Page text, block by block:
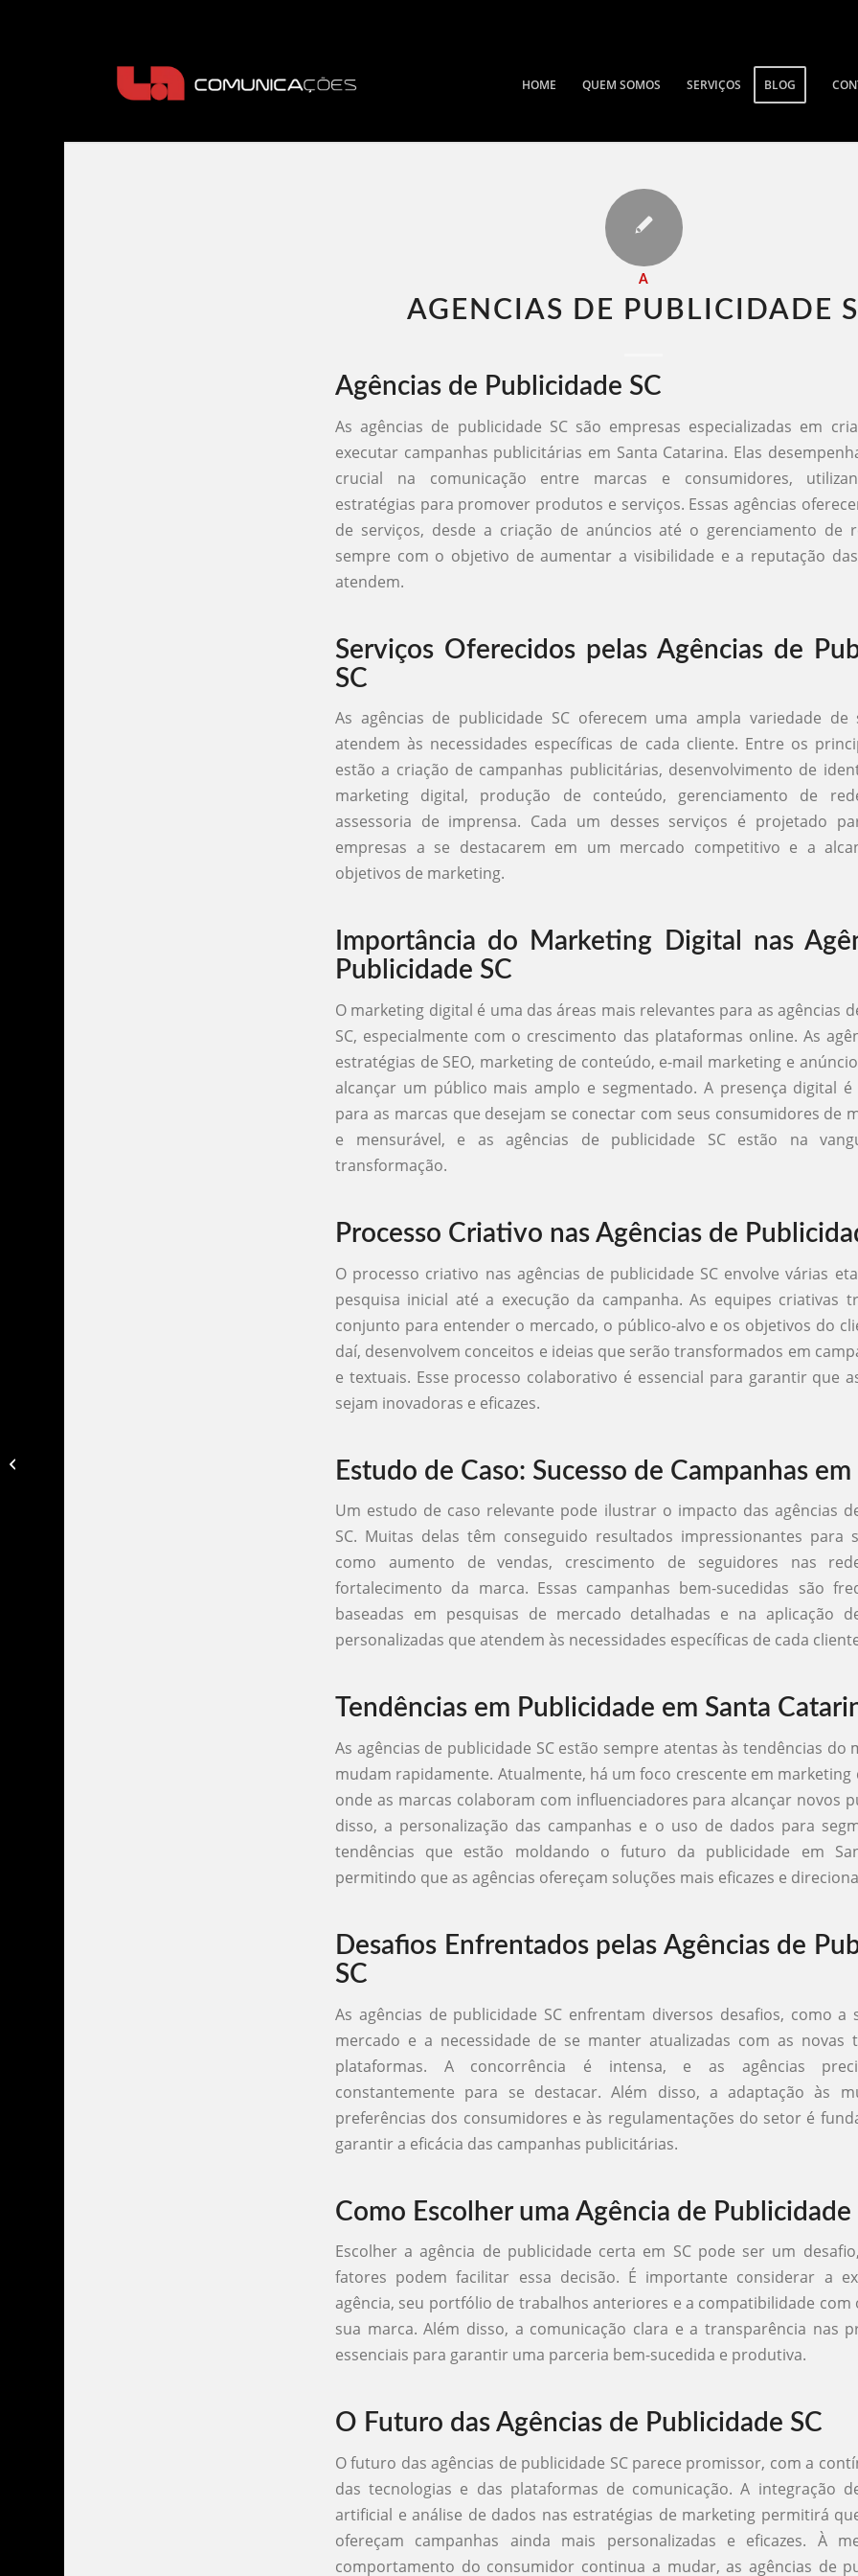
HOME QUEM SOMOS SERVIÇOS BLOG
A
AGENCIAS DE PUBLICIDADE
Agências de Publicidade SC
As agências de publicidade SC são empresas especializadas em
executar campanhas publicitárias em Santa Catarina. Elas
crucial na comunicação entre marcas e consumidores,
estratégias para promover produtos e serviços. Essas agências
de serviços, desde a criação de anúncios até o gerenciamento de
sempre com o objetivo de aumentar a visibilidade e a reputação
atendem.
Serviços Oferecidos pelas Agências de
SC
As agências de publicidade SC oferecem uma ampla variedade de
atendem às necessidades específicas de cada cliente. Entre os
estão a criação de campanhas publicitárias, desenvolvimento de
marketing digital, produção de conteúdo, gerenciamento de
assessoria de imprensa. Cada um desses serviços é projetado
empresas a se destacarem em um mercado competitivo e a
objetivos de marketing.
Importância do Marketing Digital nas
Publicidade SC
O marketing digital é uma das áreas mais relevantes para as agências
SC, especialmente com o crescimento das plataformas online. As
estratégias de SEO, marketing de conteúdo, e-mail marketing e
alcançar um público mais amplo e segmentado. A presença digital é
para as marcas que desejam se conectar com seus consumidores de
e mensurável, e as agências de publicidade SC estão na
transformação.
Processo Criativo nas Agências de
O processo criativo nas agências de publicidade SC envolve várias
pesquisa inicial até a execução da campanha. As equipes criativas
conjunto para entender o mercado, o público-alvo e os objetivos do
daí, desenvolvem conceitos e ideias que serão transformados em
e textuais. Esse processo colaborativo é essencial para garantir que
sejam inovadoras e eficazes.
Estudo de Caso: Sucesso de Campanhas em
Um estudo de caso relevante pode ilustrar o impacto das agências
SC. Muitas delas têm conseguido resultados impressionantes para
como aumento de vendas, crescimento de seguidores nas
fortalecimento da marca. Essas campanhas bem-sucedidas são
baseadas em pesquisas de mercado detalhadas e na aplicação
personalizadas que atendem às necessidades específicas de cada
Tendências em Publicidade em Santa
As agências de publicidade SC estão sempre atentas às tendências do
mudam rapidamente. Atualmente, há um foco crescente em marketing
onde as marcas colaboram com influenciadores para alcançar novos
disso, a personalização das campanhas e o uso de dados para
tendências que estão moldando o futuro da publicidade em
permitindo que as agências ofereçam soluções mais eficazes e
Desafios Enfrentados pelas Agências de
SC
As agências de publicidade SC enfrentam diversos desafios, como a
mercado e a necessidade de se manter atualizadas com as novas
plataformas. A concorrência é intensa, e as agências
constantemente para se destacar. Além disso, a adaptação às
preferências dos consumidores e às regulamentações do setor é
garantir a eficácia das campanhas publicitárias.
Como Escolher uma Agência de Publicidade
Escolher a agência de publicidade certa em SC pode ser um
fatores podem facilitar essa decisão. É importante considerar a
agência, seu portfólio de trabalhos anteriores e a compatibilidade com
sua marca. Além disso, a comunicação clara e a transparência nas
essenciais para garantir uma parceria bem-sucedida e produtiva.
O Futuro das Agências de Publicidade SC
O futuro das agências de publicidade SC parece promissor, com a
das tecnologias e das plataformas de comunicação. A integração
artificial e análise de dados nas estratégias de marketing permitirá
ofereçam campanhas ainda mais personalizadas e eficazes. À
comportamento do consumidor continua a mudar, as agências de